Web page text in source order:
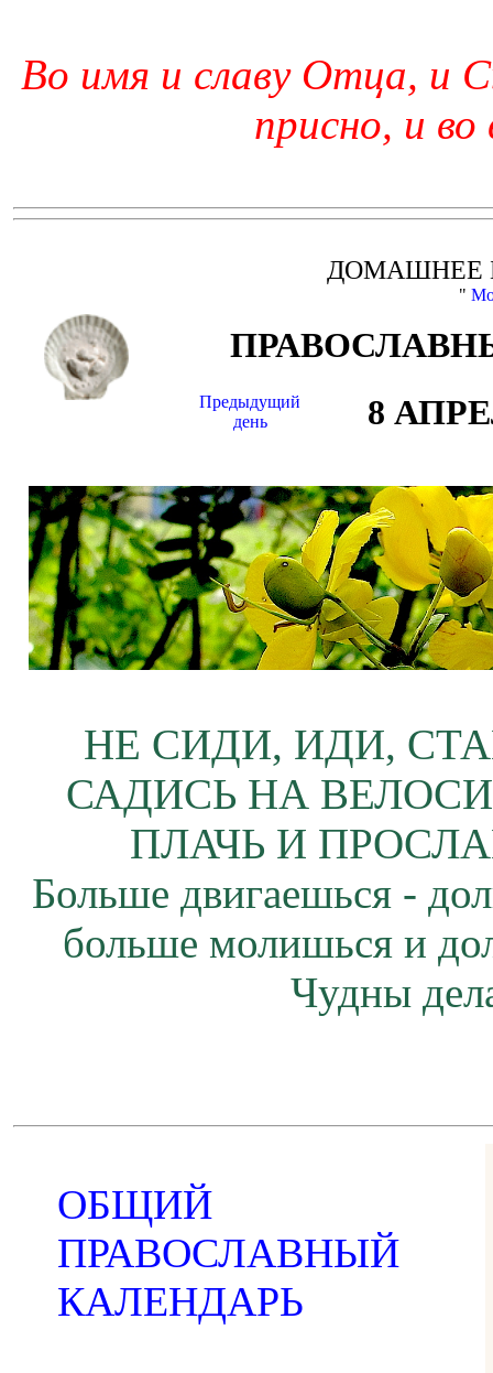
Во имя и славу Отца, и
присно, и во
ДОМАШНЕЕ
"
Предыдущий
день
8
НЕ СИДИ, ИДИ,
САДИСЬ НА
ПЛАЧЬ И
Больше двигаешься -
больше молишься и
Чудны
ОБЩИЙ
ПРАВОСЛАВНЫЙ
КАЛЕНДАРЬ